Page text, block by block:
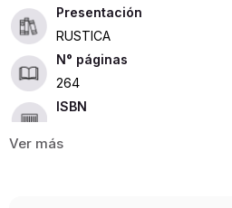
Presentación
RUSTICA
264
ISBN
Editorial